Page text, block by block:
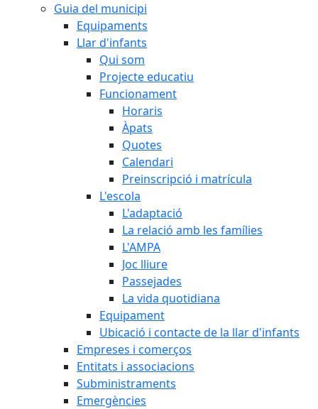
Guia del municipi
Equipaments
Llar d'infants
Qui som
Projecte educatiu
Funcionament
Horaris
Àpats
Quotes
Calendari
Preinscripció i matrícula
L'escola
L'adaptació
La relació amb les famílies
L'AMPA
Joc lliure
Passejades
La vida quotidiana
Equipament
Ubicació i contacte de la llar d'infants
Empreses i comerços
Entitats i associacions
Subministraments
Emergències